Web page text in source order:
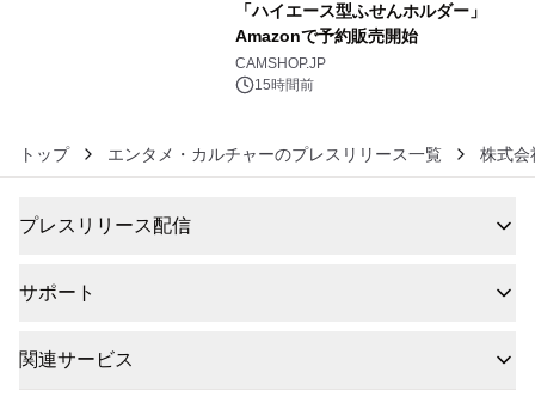
「ハイエース型ふせんホルダー」
Amazonで予約販売開始
CAMSHOP.JP
15時間前
トップ エンタメ・カルチャーのプレスリリース一覧 株式会
プレスリリース配信
サポート
関連サービス